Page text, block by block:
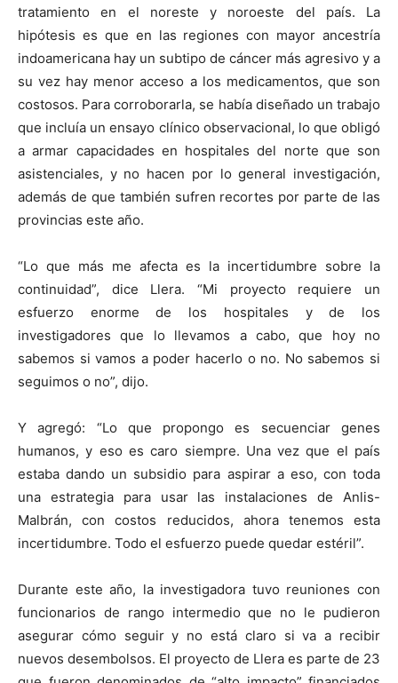
tratamiento en el noreste y noroeste del país. La
hipótesis es que en las regiones con mayor ancestría
indoamericana hay un subtipo de cáncer más agresivo y a
su vez hay menor acceso a los medicamentos, que son
costosos. Para corroborarla, se había diseñado un trabajo
que incluía un ensayo clínico observacional, lo que obligó
a armar capacidades en hospitales del norte que son
asistenciales, y no hacen por lo general investigación,
además de que también sufren recortes por parte de las
provincias este año.
“Lo que más me afecta es la incertidumbre sobre la
continuidad”, dice Llera. “Mi proyecto requiere un
esfuerzo enorme de los hospitales y de los
investigadores que lo llevamos a cabo, que hoy no
sabemos si vamos a poder hacerlo o no. No sabemos si
seguimos o no”, dijo.
Y agregó: “Lo que propongo es secuenciar genes
humanos, y eso es caro siempre. Una vez que el país
estaba dando un subsidio para aspirar a eso, con toda
una estrategia para usar las instalaciones de Anlis-
Malbrán, con costos reducidos, ahora tenemos esta
incertidumbre. Todo el esfuerzo puede quedar estéril”.
Durante este año, la investigadora tuvo reuniones con
funcionarios de rango intermedio que no le pudieron
asegurar cómo seguir y no está claro si va a recibir
nuevos desembolsos. El proyecto de Llera es parte de 23